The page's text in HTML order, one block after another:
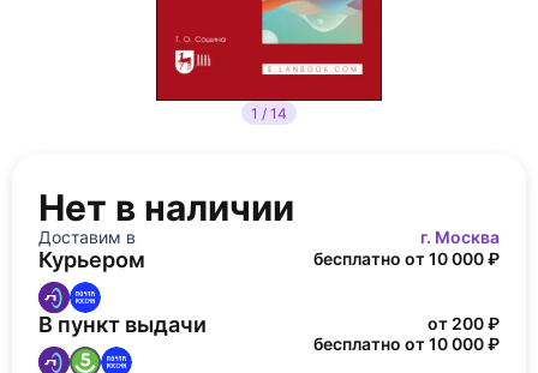
1 / 14
Нет в наличии
Доставим в г. Москва
Курьером бесплатно от 10 000 ₽
В пункт выдачи
от 200 ₽
бесплатно от 10 000 ₽